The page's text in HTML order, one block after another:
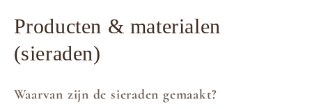
Producten & materialen
(sieraden)
Waarvan zijn de sieraden gemaakt?